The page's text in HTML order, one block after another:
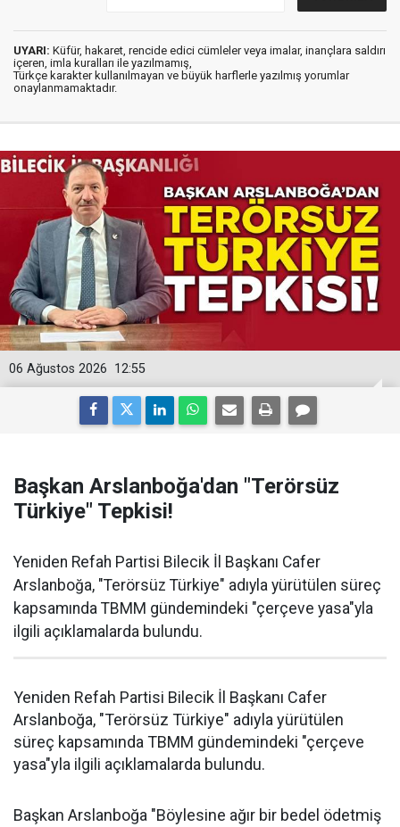
UYARI: Küfür, hakaret, rencide edici cümleler veya imalar, inançlara saldırı
içeren, imla kuralları ile yazılmamış,
Türkçe karakter kullanılmayan ve büyük harflerle yazılmış yorumlar
onaylanmamaktadır.
12:55
06 Ağustos 2026
Başkan Arslanboğa'dan "Terörsüz
Türkiye" Tepkisi!
Yeniden Refah Partisi Bilecik İl Başkanı Cafer
Arslanboğa, "Terörsüz Türkiye" adıyla yürütülen süreç
kapsamında TBMM gündemindeki "çerçeve yasa"yla
ilgili açıklamalarda bulundu.
Yeniden Refah Partisi Bilecik İl Başkanı Cafer
Arslanboğa, "Terörsüz Türkiye" adıyla yürütülen
süreç kapsamında TBMM gündemindeki "çerçeve
yasa"yla ilgili açıklamalarda bulundu.
Başkan Arslanboğa "Böylesine ağır bir bedel ödetmiş